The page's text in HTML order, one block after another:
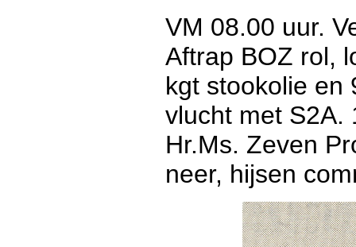
VM 08.00 uur.
Aftrap BOZ rol,
kgt stookolie en
vlucht met S2A.
Hr.Ms. Zeven
neer, hijsen